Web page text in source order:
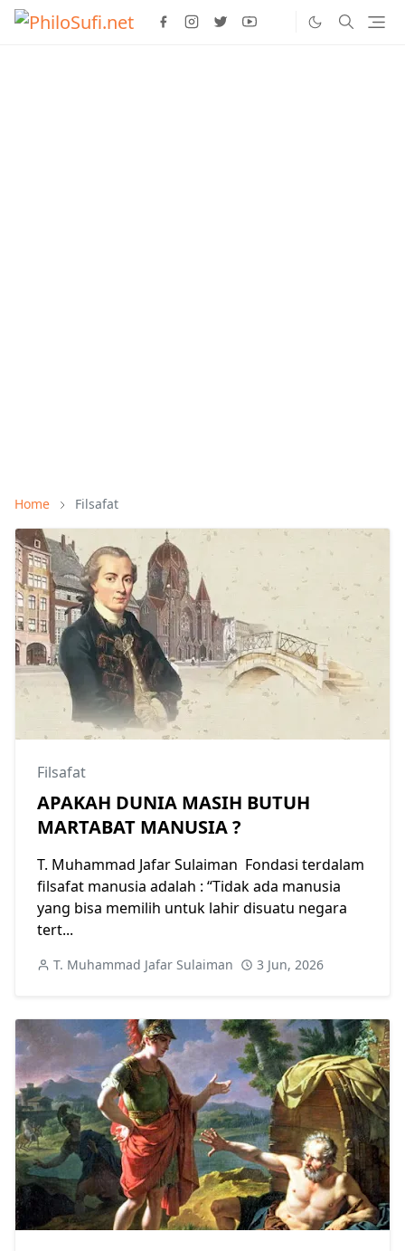
Home Filsafat
Filsafat
APAKAH DUNIA MASIH BUTUH
MARTABAT MANUSIA ?
T. Muhammad Jafar Sulaiman Fondasi terdalam
filsafat manusia adalah : “Tidak ada manusia
yang bisa memilih untuk lahir disuatu negara
tert...
T. Muhammad Jafar Sulaiman 3 Jun, 2026